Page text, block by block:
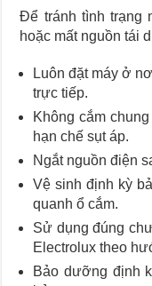
Để tránh tình trạng
hoặc mất nguồn tái
Luôn đặt máy ở
trực tiếp.
Không cắm
hạn chế sụt áp.
Ngắt nguồn điện
Vệ sinh định kỳ
quanh ổ cắm.
Sử dụng đúng
Electrolux theo
Bảo dưỡng định